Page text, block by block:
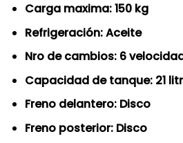
Carga maxima: 150 kg
Refrigeración: Aceite
Nro de cambios: 6
Capacidad de tanque: 21
Freno delantero: Disco
Freno posterior: Disco